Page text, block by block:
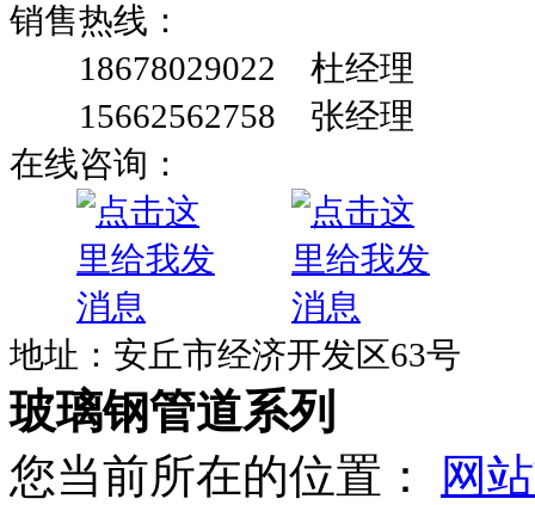
销售热线：
18678029022 杜经理
15662562758 张经理
在线咨询：
地址：安丘市经济开发区63号
玻璃钢管道系列
您当前所在的位置：
网